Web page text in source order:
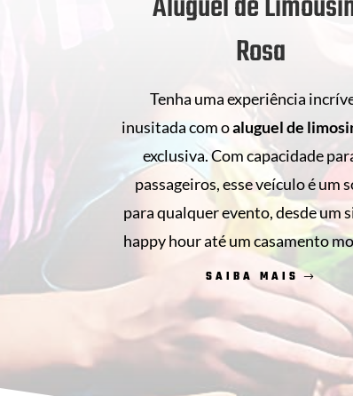
Rosa
Tenha uma experiência
inusitada com oaluguel de
exclusiva. Com capacidade
passageiros, esse veículo é um
para qualquer evento, desde um
happy hour até um casamento
SAIBA MAIS